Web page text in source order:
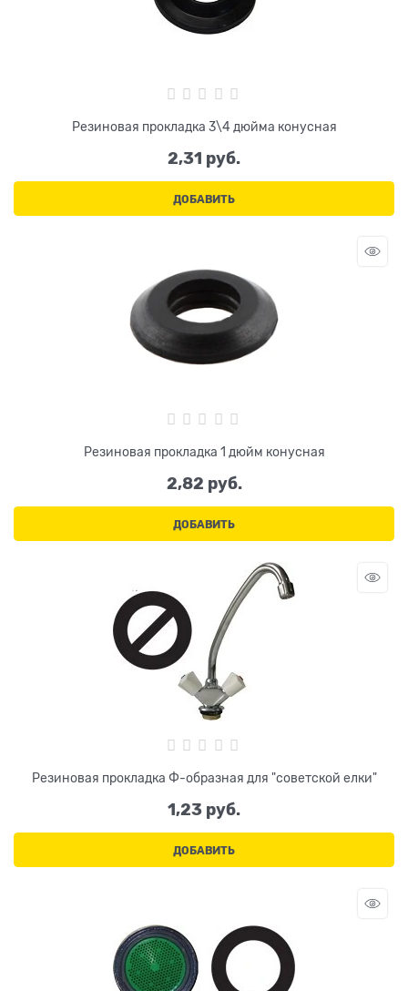
Резиновая прокладка 3\4 дюйма конусная
2,31 руб.
ДОБАВИТЬ
Резиновая прокладка 1 дюйм конусная
2,82 руб.
ДОБАВИТЬ
Резиновая прокладка Ф-образная для "советской елки"
1,23 руб.
ДОБАВИТЬ